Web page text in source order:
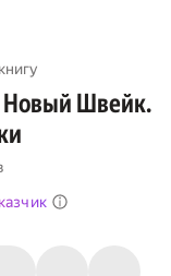
Новый Швейк.